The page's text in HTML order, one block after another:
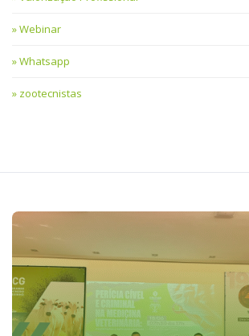
Webinar
Whatsapp
zootecnistas